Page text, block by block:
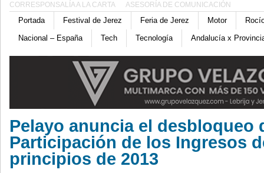
CORRESPONSALÍA A LA CARTA ASESORÍA DE COMUNICACIÓN
Portada Festival de Jerez Feria de Jerez Motor
Nacional – España
Tech Tecnología Andalucía x
Pelayo anuncia el desbloqueo
Participación de los Ingresos
principios de 2013